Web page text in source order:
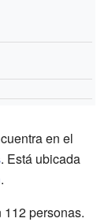
en el
. Está ubicada
.
personas.